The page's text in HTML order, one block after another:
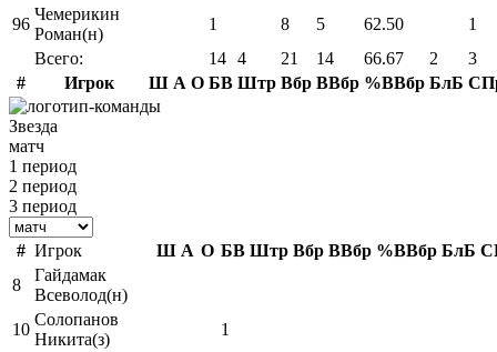
Всего: 14 4 21 14 66.67 2
3
#
Игрок Ш А О БВ Штр Вбр ВВбр %ВВбр БлБ
96
Чемерикин
Роман(н)
1 8 5 62.50 1
Звезда
матч
1 период
2 период
3 период
# Игрок Ш А О БВ Штр Вбр ВВбр %ВВбр БлБ
8
Гайдамак
Всеволод(н)
10
Солопанов
Никита(з)
1